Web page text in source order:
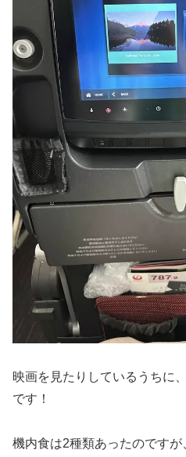
映画を見たりしているうちに
です！
機内食は2種類あったのです